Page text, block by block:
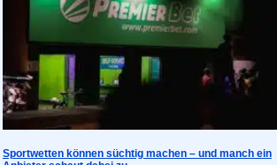
Sportwetten können süchtig machen – und manch ein